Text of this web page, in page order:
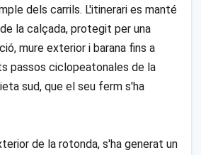
dels carrils. L'itinerari es manté
la calçada, protegit per una
mure exterior i barana fins a
passos ciclopeatonales de la
sud, que el seu ferm s'ha
de la rotonda, s'ha generat un